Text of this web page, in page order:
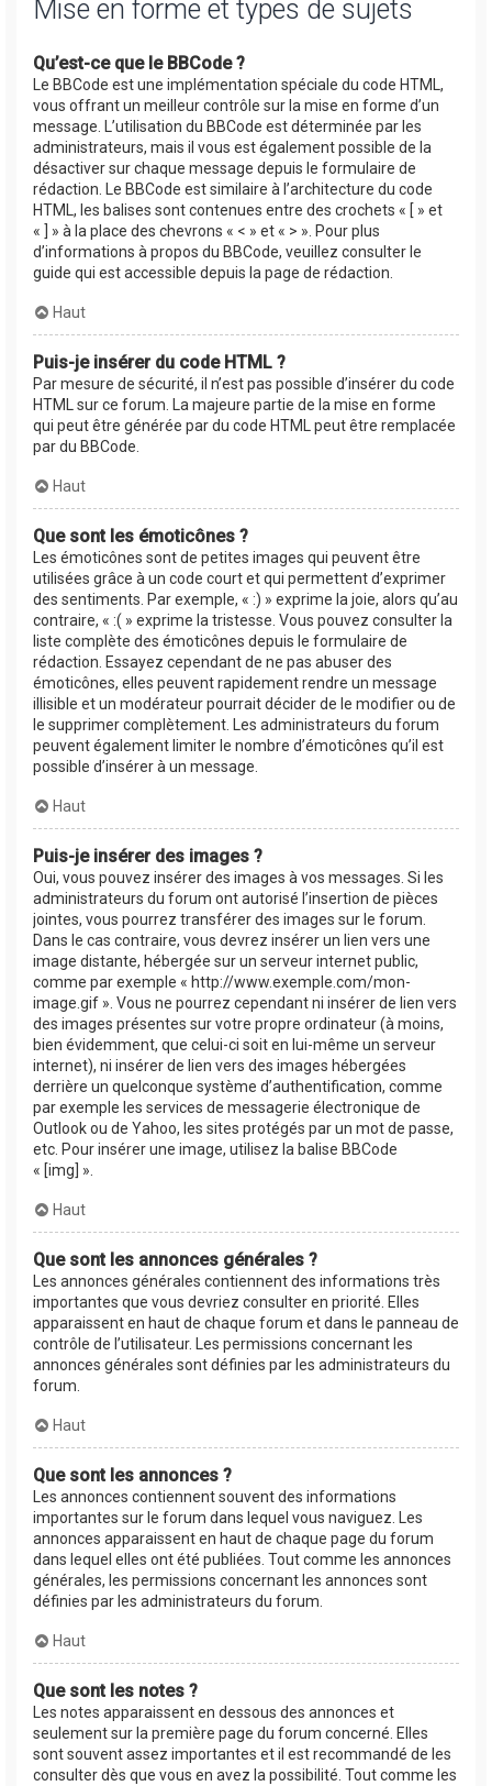
Mise en forme et types de sujets
Qu’est-ce que le BBCode ?
Le BBCode est une implémentation spéciale du code HTML,
vous offrant un meilleur contrôle sur la mise en forme d’un
message. L’utilisation du BBCode est déterminée par les
administrateurs, mais il vous est également possible de la
désactiver sur chaque message depuis le formulaire de
rédaction. Le BBCode est similaire à l’architecture du code
HTML, les balises sont contenues entre des crochets « [ » et
« ] » à la place des chevrons « < » et « > ». Pour plus
d’informations à propos du BBCode, veuillez consulter le
guide qui est accessible depuis la page de rédaction.
Haut
Puis-je insérer du code HTML ?
Par mesure de sécurité, il n’est pas possible d’insérer du code
HTML sur ce forum. La majeure partie de la mise en forme
qui peut être générée par du code HTML peut être remplacée
par du BBCode.
Haut
Que sont les émoticônes ?
Les émoticônes sont de petites images qui peuvent être
utilisées grâce à un code court et qui permettent d’exprimer
des sentiments. Par exemple, « :) » exprime la joie, alors qu’au
contraire, « :( » exprime la tristesse. Vous pouvez consulter la
liste complète des émoticônes depuis le formulaire de
rédaction. Essayez cependant de ne pas abuser des
émoticônes, elles peuvent rapidement rendre un message
illisible et un modérateur pourrait décider de le modifier ou de
le supprimer complètement. Les administrateurs du forum
peuvent également limiter le nombre d’émoticônes qu’il est
possible d’insérer à un message.
Haut
Puis-je insérer des images ?
Oui, vous pouvez insérer des images à vos messages. Si les
administrateurs du forum ont autorisé l’insertion de pièces
jointes, vous pourrez transférer des images sur le forum.
Dans le cas contraire, vous devrez insérer un lien vers une
image distante, hébergée sur un serveur internet public,
comme par exemple « http://www.exemple.com/mon-
image.gif ». Vous ne pourrez cependant ni insérer de lien vers
des images présentes sur votre propre ordinateur (à moins,
bien évidemment, que celui-ci soit en lui-même un serveur
internet), ni insérer de lien vers des images hébergées
derrière un quelconque système d’authentification, comme
par exemple les services de messagerie électronique de
Outlook ou de Yahoo, les sites protégés par un mot de passe,
etc. Pour insérer une image, utilisez la balise BBCode
« [img] ».
Haut
Que sont les annonces générales ?
Les annonces générales contiennent des informations très
importantes que vous devriez consulter en priorité. Elles
apparaissent en haut de chaque forum et dans le panneau de
contrôle de l’utilisateur. Les permissions concernant les
annonces générales sont définies par les administrateurs du
forum.
Haut
Que sont les annonces ?
Les annonces contiennent souvent des informations
importantes sur le forum dans lequel vous naviguez. Les
annonces apparaissent en haut de chaque page du forum
dans lequel elles ont été publiées. Tout comme les annonces
générales, les permissions concernant les annonces sont
définies par les administrateurs du forum.
Haut
Que sont les notes ?
Les notes apparaissent en dessous des annonces et
seulement sur la première page du forum concerné. Elles
sont souvent assez importantes et il est recommandé de les
consulter dès que vous en avez la possibilité. Tout comme les